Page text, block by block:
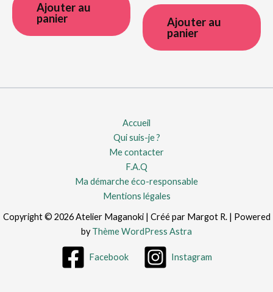
Ajouter au
panier
Ajouter au
panier
Accueil
Qui suis-je ?
Me contacter
F.A.Q
Ma démarche éco-responsable
Mentions légales
Copyright © 2026 Atelier Maganoki | Créé par Margot R. | Powered
byThème WordPress Astra
Facebook Instagram